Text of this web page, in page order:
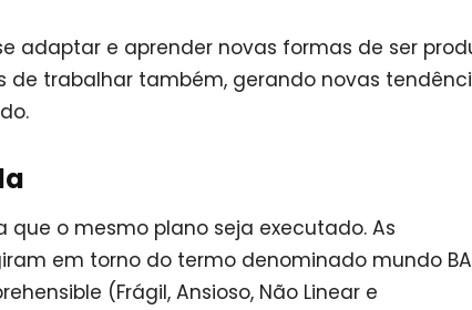
adaptar e aprender novas formas de ser
de trabalhar também, gerando novas
o mesmo plano seja executado. As
em torno do termo denominado mundo
(Frágil, Ansioso, Não Linear e